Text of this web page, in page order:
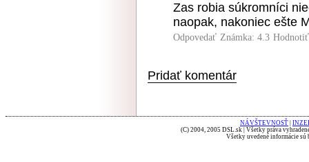
Zas robia súkromníci
naopak, nakoniec ešte
Odpovedať Známka: 4.3
Pridať komentár
NÁVŠTEVNOSŤ
(C) 2004, 2005 DSL.sk | Všetky práva
Všetky uvedené informácie sú